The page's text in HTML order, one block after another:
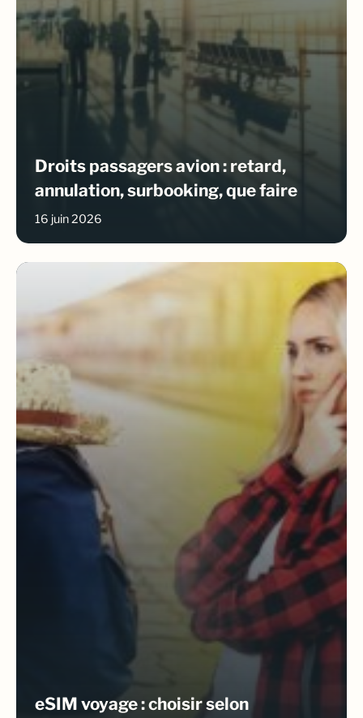
Droits passagers avion : retard,
annulation, surbooking, que faire
16 juin 2026
eSIM voyage : choisir selon